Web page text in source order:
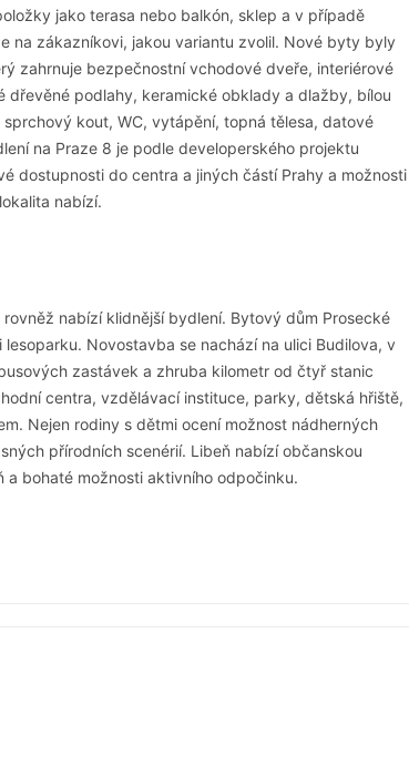
jako terasa nebo balkón, sklep a v případě
na zákazníkovi, jakou variantu zvolil. Nové byty byly
zahrnuje bezpečnostní vchodové dveře, interiérové
dřevěné podlahy, keramické obklady a dlažby, bílou
kout, WC, vytápění, topná tělesa, datové
na Praze 8 je podle developerského projektu
dostupnosti do centra a jiných částí Prahy a možnosti
nabízí.
rovněž nabízí klidnější bydlení. Bytový dům Prosecké
Novostavba se nachází na ulici Budilova, v
zastávek a zhruba kilometr od čtyř stanic
centra, vzdělávací instituce, parky, dětská hřiště,
Nejen rodiny s dětmi ocení možnost nádherných
přírodních scenérií. Libeň nabízí občanskou
bohaté možnosti aktivního odpočinku.